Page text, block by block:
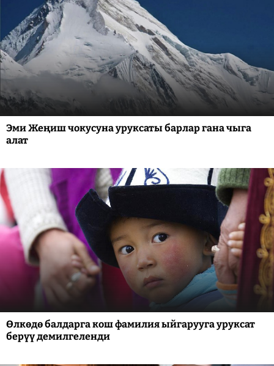
Эми Жеңиш чокусуна уруксаты барлар гана чыга
алат
Өлкөдө балдарга кош фамилия ыйгарууга уруксат
берүү демилгеленди